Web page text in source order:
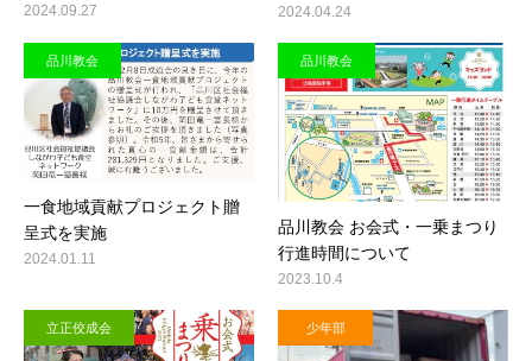
2024.09.27 2024.04.24
品川教会
一食地域貢献プロジェクト贈
呈式を実施
2024.01.11
品川教会
品川教会 お会式・一乗まつり
行進時間について
2023.10.4
立正佼成会 少年部